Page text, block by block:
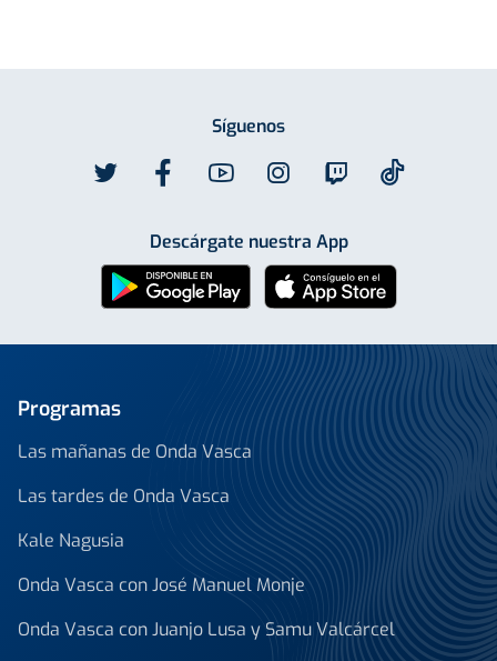
Síguenos
Descárgate nuestra App
Programas
Las mañanas de Onda Vasca
Las tardes de Onda Vasca
Kale Nagusia
Onda Vasca con José Manuel Monje
Onda Vasca con Juanjo Lusa y Samu Valcárcel